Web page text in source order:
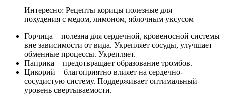
Интересно: Рецепты корицы полезные для
похудения с медом, лимоном, яблочным уксусом
Горчица – полезна для сердечной, кровеносной системы
вне зависимости от вида. Укрепляет сосуды, улучшает
обменные процессы. Укрепляет.
Паприка – предотвращает образование тромбов.
Цикорий – благоприятно влияет на сердечно-
сосудистую систему. Поддерживает оптимальный
уровень свертываемости.